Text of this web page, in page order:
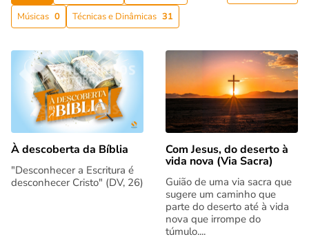
Músicas 0 Técnicas e Dinâmicas 31
À descoberta da Bíblia
"Desconhecer a Escritura é
desconhecer Cristo" (DV, 26)
Com Jesus, do deserto à
vida nova (Via Sacra)
Guião de uma via sacra que
sugere um caminho que
parte do deserto até à vida
nova que irrompe do
túmulo....